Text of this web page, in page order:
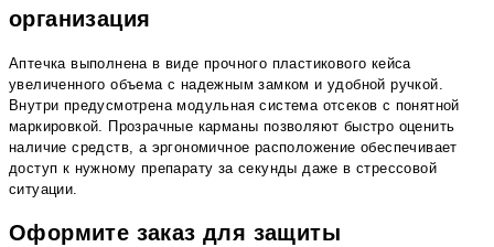
организация
Аптечка выполнена в виде прочного пластикового кейса
увеличенного объема с надежным замком и удобной ручкой.
Внутри предусмотрена модульная система отсеков с понятной
маркировкой. Прозрачные карманы позволяют быстро оценить
наличие средств, а эргономичное расположение обеспечивает
доступ к нужному препарату за секунды даже в стрессовой
ситуации.
Оформите заказ для защиты